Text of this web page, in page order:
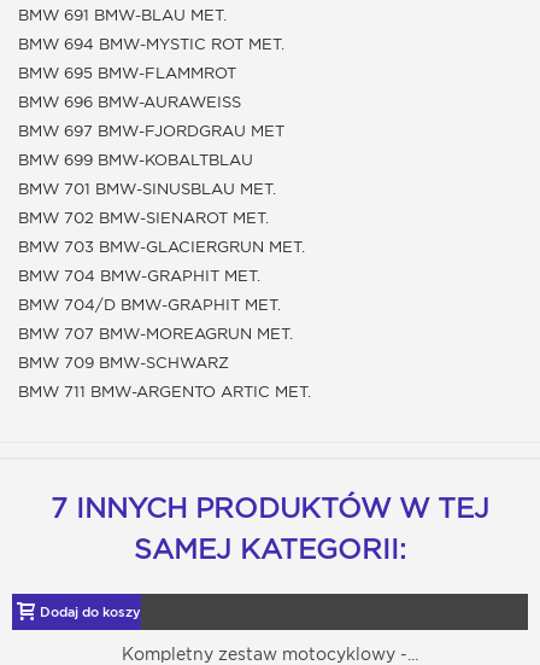
BMW 691 BMW-BLAU MET.
BMW 694 BMW-MYSTIC ROT MET.
BMW 695 BMW-FLAMMROT
BMW 696 BMW-AURAWEISS
BMW 697 BMW-FJORDGRAU MET
BMW 699 BMW-KOBALTBLAU
BMW 701 BMW-SINUSBLAU MET.
BMW 702 BMW-SIENAROT MET.
BMW 703 BMW-GLACIERGRUN MET.
BMW 704 BMW-GRAPHIT MET.
BMW 704/D BMW-GRAPHIT MET.
BMW 707 BMW-MOREAGRUN MET.
BMW 709 BMW-SCHWARZ
BMW 711 BMW-ARGENTO ARTIC MET.
7 INNYCH PRODUKTÓW W TEJ
SAMEJ KATEGORII:
Dodaj do koszyka
Kompletny zestaw motocyklowy -...